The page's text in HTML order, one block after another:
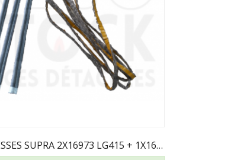
KIT 4 TRESSES SUPRA 2X16973 LG415 + 1X16974...